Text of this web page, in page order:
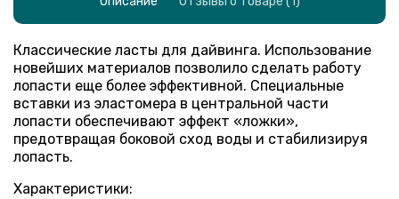
Классические ласты для дайвинга. Использование
новейших материалов позволило сделать работу
лопасти еще более эффективной. Специальные
вставки из эластомера в центральной части
лопасти обеспечивают эффект «ложки»,
предотвращая боковой сход воды и стабилизируя
лопасть.
Характеристики: